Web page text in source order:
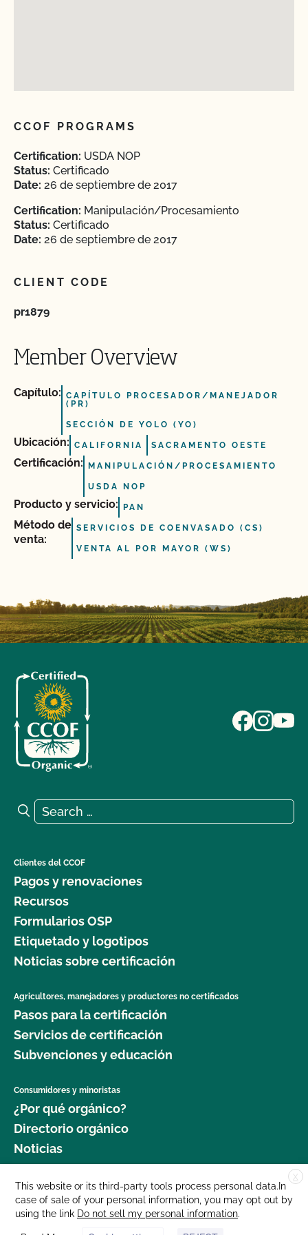
CCOF PROGRAMS
Certification: USDA NOP
Status: Certificado
Date: 26 de septiembre de 2017
Certification: Manipulación/Procesamiento
Status: Certificado
Date: 26 de septiembre de 2017
CLIENT CODE
pr1879
Member Overview
Capítulo: CAPÍTULO PROCESADOR/MANEJADOR
(PR)
SECCIÓN DE YOLO (YO)
Ubicación: CALIFORNIA SACRAMENTO OESTE
Certificación: MANIPULACIÓN/PROCESAMIENTO
USDA NOP
Producto y servicio: PAN
Método de
venta:
SERVICIOS DE COENVASADO (CS)
VENTA AL POR MAYOR (WS)
Search for:
Search
Clientes del CCOF
Pagos y renovaciones
Recursos
Formularios OSP
Etiquetado y logotipos
Noticias sobre certificación
Agricultores, manejadores y productores no certificados
Pasos para la certificación
Servicios de certificación
Subvenciones y educación
Consumidores y minoristas
¿Por qué orgánico?
Directorio orgánico
Noticias
Donar
Carreras profesionales
Sala de prensa
X
This website or its third-party tools process personal data.In
case of sale of your personal information, you may opt out by
using the link Do not sell my personal information.